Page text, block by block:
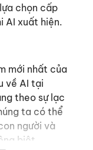
chọn cấp
AI xuất hiện.
mới nhất của
về AI tại
theo sự lạc
ta có thể
người và
biệt.